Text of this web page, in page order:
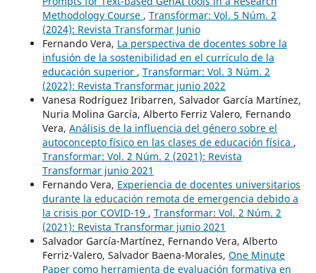
Methodology Course , Transformar: Vol. 5 Núm. 2
(2024): Revista Transformar Junio
Fernando Vera, La perspectiva de docentes sobre la
infusión de la sostenibilidad en el currículo de la
educación superior , Transformar: Vol. 3 Núm. 2
(2022): Revista Transformar junio 2022
Vanesa Rodríguez Iribarren, Salvador García Martínez,
Nuria Molina García, Alberto Ferriz Valero, Fernando
Vera, Análisis de la influencia del género sobre el
autoconcepto físico en las clases de educación física ,
Transformar: Vol. 2 Núm. 2 (2021): Revista
Transformar junio 2021
Fernando Vera, Experiencia de docentes universitarios
durante la educación remota de emergencia debido a
la crisis por COVID-19 , Transformar: Vol. 2 Núm. 2
(2021): Revista Transformar junio 2021
Salvador García-Martínez, Fernando Vera, Alberto
Ferriz-Valero, Salvador Baena-Morales, One Minute
Paper como herramienta de evaluación formativa en